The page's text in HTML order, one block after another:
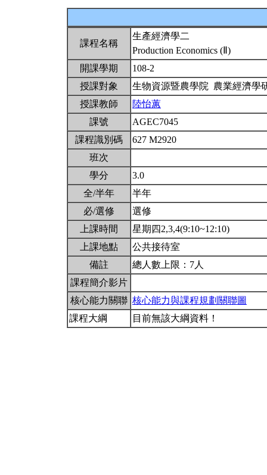
課程名稱
生產經濟學二
Production Economics (Ⅱ)
開課學期
108-2
授課對象
生物資源暨農學院 農業經濟學
授課教師
陸怡蕙
課號
AGEC7045
課程識別碼
627 M2920
班次
學分
3.0
全/半年
半年
必/選修
選修
上課時間
星期四2,3,4(9:10~12:10)
上課地點
公共接待室
備註
總人數上限：7人
課程簡介影片
核心能力關聯 核心能力與課程規劃關聯圖
課程大綱
目前無該大綱資料！